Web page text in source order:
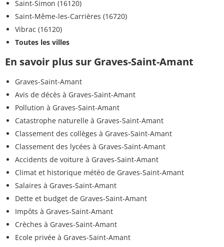
Saint-Simon (16120)
Saint-Même-les-Carrières (16720)
Vibrac (16120)
Toutes les villes
En savoir plus sur Graves-Saint-Amant
Graves-Saint-Amant
Avis de décès à Graves-Saint-Amant
Pollution à Graves-Saint-Amant
Catastrophe naturelle à Graves-Saint-Amant
Classement des collèges à Graves-Saint-Amant
Classement des lycées à Graves-Saint-Amant
Accidents de voiture à Graves-Saint-Amant
Climat et historique météo de Graves-Saint-Amant
Salaires à Graves-Saint-Amant
Dette et budget de Graves-Saint-Amant
Impôts à Graves-Saint-Amant
Crèches à Graves-Saint-Amant
Ecole privée à Graves-Saint-Amant